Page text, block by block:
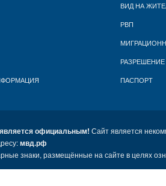
ВИД НА
РВП
ПАСПОРТ
официальным! Сайт является
мвд.рф
знаки, размещённые на сайте в целях